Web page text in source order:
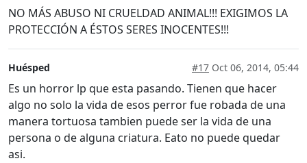
NO MÁS ABUSO NI CRUELDAD ANIMAL!!! EXIGIMOS LA
PROTECCIÓN A ÉSTOS SERES INOCENTES!!!
Huésped #17 Oct 06, 2014, 05:44
Es un horror lp que esta pasando. Tienen que hacer
algo no solo la vida de esos perror fue robada de una
manera tortuosa tambien puede ser la vida de una
persona o de alguna criatura. Eato no puede quedar
asi.